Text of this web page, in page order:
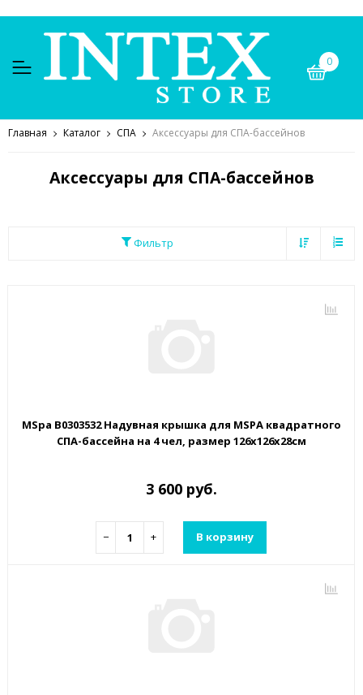
0
Главная Каталог СПА Аксессуары для СПА-бассейнов
Аксессуары для СПА-бассейнов
Фильтр
MSpa B0303532 Надувная крышка для MSPA квадратного
СПА-бассейна на 4 чел, размер 126х126х28см
3 600 руб.
− + В корзину